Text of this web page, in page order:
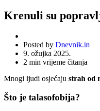
Krenuli su
Posted by Dnevnik.in
9. ožujka 2025.
2 min vrijeme čitanja
Mnogi ljudi osjećaju strah od
Što je talasofobija?